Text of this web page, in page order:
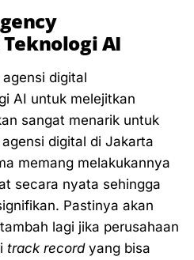
AI
digital
AI untuk melejitkan
sangat menarik untuk
digital di Jakarta
memang melakukannya
secara nyata sehingga
Pastinya akan
lagi jika perusahaan
track record yang bisa